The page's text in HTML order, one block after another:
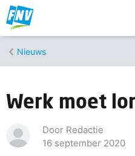
Nieuws
Werk moet
Door Redactie
16 september 2020